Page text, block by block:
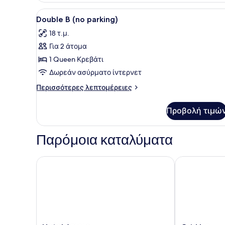
Προβολή
όλων
των
φωτογραφιών
για
Double
B
(no
Χρηματοκιβώτιο στο
3
Double B (no parking)
18 τ.μ.
Για 2 άτομα
1 Queen Κρεβάτι
Δωρεάν ασύρματο ίντερνετ
Περισσότερες λεπτομέρειες
Περισσότερες
B
parking)
Προβολή
Παρόμοια καταλύματα
Hotel Amare Grid Inn